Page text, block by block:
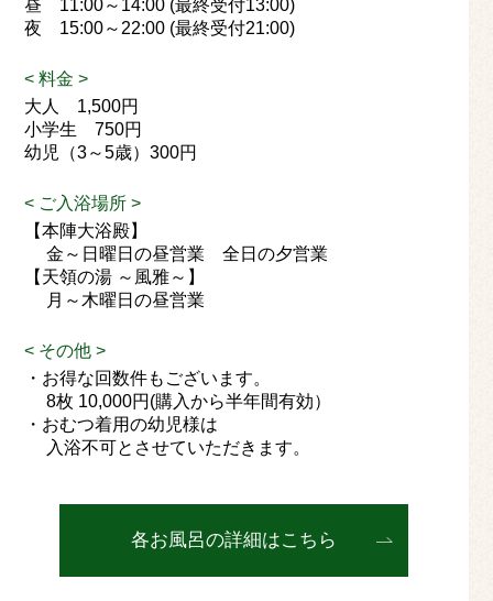
昼 11:00～14:00 (最終受付13:00)
夜 15:00～22:00 (最終受付21:00)
< 料金 >
大人 1,500円
小学生 750円
幼児（3～5歳）300円
< ご入浴場所 >
【本陣大浴殿】
金～日曜日の昼営業 全日の夕営業
【天領の湯 ～風雅～】
月～木曜日の昼営業
< その他 >
・お得な回数件もございます。
8枚 10,000円(購入から半年間有効）
・おむつ着用の幼児様は
入浴不可とさせていただきます。
各お風呂の詳細はこちら